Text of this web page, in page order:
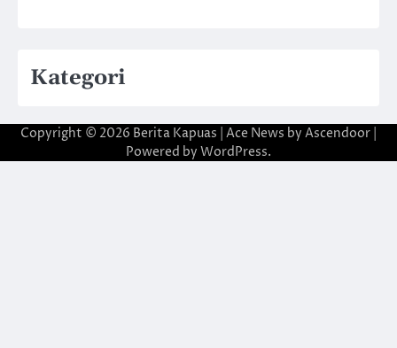
Kategori
Copyright © 2026 Berita Kapuas | Ace News by Ascendoor
Powered by WordPress.